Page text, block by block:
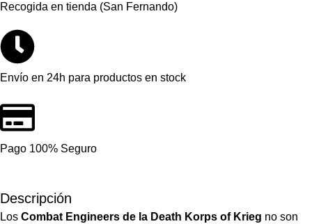
Recogida en tienda (San Fernando)
Envío en 24h para productos en stock
Pago 100% Seguro
Descripción
Los Combat Engineers de la Death Korps of Krieg no son